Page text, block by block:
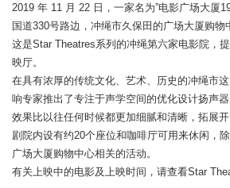
2019 年 11 月 22 日，一家名为”电影广场大厦
国道330号路边，冲绳市久保田的广场大厦购物
这是Star Theatres系列的冲绳第六家电影院，
映厅。
在具有浓厚的传统文化、艺术、历史的冲绳市
响专家推出了专注于声学空间的优化设计扬声
效果比以往任何时候都更加细腻和清晰，拓展开
剧院内设有约20个座位和咖啡厅可用来休闲，
广场大厦购物中心相关的活动。
有关上映中的电影及上映时间，请查看Star